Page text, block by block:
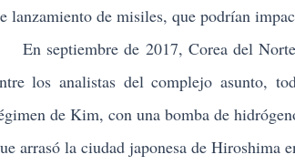
lanzamiento de misiles, que podrían
En septiembre de 2017, Corea del Norte
los analistas del complejo asunto,
de Kim, con una bomba de
arrasó la ciudad japonesa de Hiroshima